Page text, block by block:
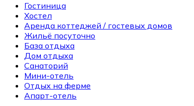
Гостиница
Хостел
Аренда коттеджей / гостевых домов
Жильё посуточно
База отдыха
Дом отдыха
Санаторий
Мини-отель
Отдых на ферме
Апарт-отель